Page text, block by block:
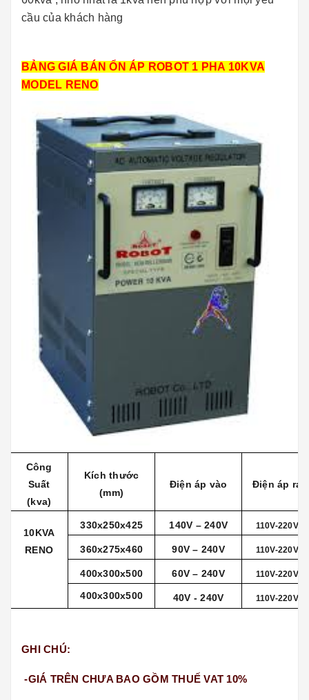
cầu của khách hàng
BẢNG GIÁ BÁN ỔN ÁP ROBOT 1 PHA 10KVA
MODEL RENO
Công
Suất
(kva)
Kích thước
(mm)
Điện áp vào Điện áp ra
10KVA
RENO
330x250x425 140V – 240V 110V-220V
360x275x460 90V – 240V 110V-220V
400x300x500 60V – 240V 110V-220V
400x300x500 40V - 240V 110V-220V
GHI CHÚ:
-GIÁ TRÊN CHƯA BAO GỒM THUẾ VAT 10%